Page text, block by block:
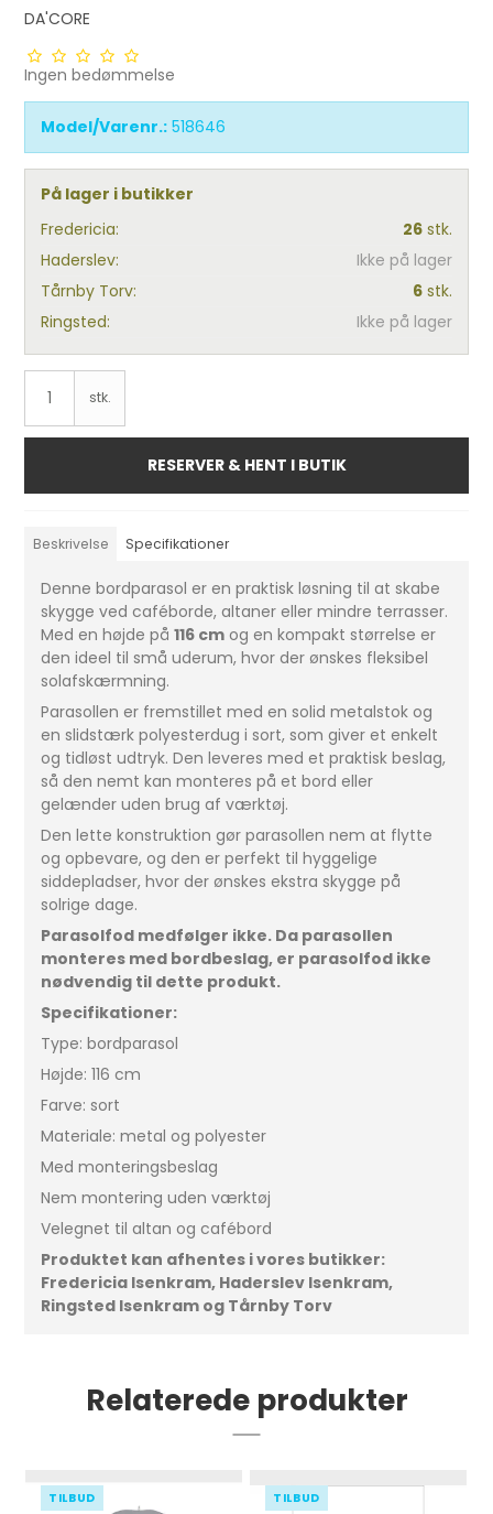
DA'CORE
Ingen bedømmelse
Model/Varenr.: 518646
På lager i butikker
Fredericia:
26stk.
Haderslev:
Ikke på lager
Tårnby Torv:
6stk.
Ringsted:
Ikke på lager
stk.
RESERVER & HENT I BUTIK
Beskrivelse Specifikationer
Denne bordparasol er en praktisk løsning til at skabe
skygge ved caféborde, altaner eller mindre terrasser.
Med en højde på116 cm og en kompakt størrelse er
den ideel til små uderum, hvor der ønskes fleksibel
solafskærmning.
Parasollen er fremstillet med en solid metalstok og
en slidstærk polyesterdug i sort, som giver et enkelt
og tidløst udtryk. Den leveres med et praktisk beslag,
så den nemt kan monteres på et bord eller
gelænder uden brug af værktøj.
Den lette konstruktion gør parasollen nem at flytte
og opbevare, og den er perfekt til hyggelige
siddepladser, hvor der ønskes ekstra skygge på
solrige dage.
Parasolfod medfølger ikke. Da parasollen
monteres med bordbeslag, er parasolfod ikke
nødvendig til dette produkt.
Specifikationer:
Type: bordparasol
Højde: 116 cm
Farve: sort
Materiale: metal og polyester
Med monteringsbeslag
Nem montering uden værktøj
Velegnet til altan og cafébord
Produktet kan afhentes i vores butikker:
Fredericia Isenkram, Haderslev Isenkram,
Ringsted Isenkram og Tårnby Torv
Relaterede produkter
TILBUD TILBUD